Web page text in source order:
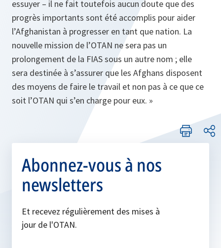
essuyer – il ne fait toutefois aucun doute que des
progrès importants sont été accomplis pour aider
l’Afghanistan à progresser en tant que nation. La
nouvelle mission de l’OTAN ne sera pas un
prolongement de la FIAS sous un autre nom ; elle
sera destinée à s’assurer que les Afghans disposent
des moyens de faire le travail et non pas à ce que ce
soit l’OTAN qui s’en charge pour eux. »
Abonnez-vous à nos
newsletters
Et recevez régulièrement des mises à
jour de l'OTAN.